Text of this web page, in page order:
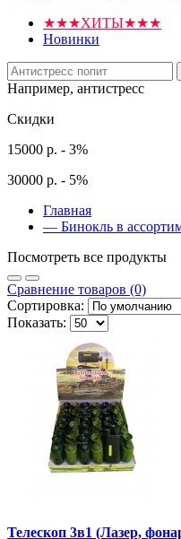
★★★ХИТЫ★★★
Новинки
Например, антистресс
Скидки
15000 р. - 3%
30000 р. - 5%
Главная
— Бинокль в
Посмотреть все продукты
Сравнение товаров (0)
Сортировка:
Показать:
Телескоп 3в1 (Лазер,